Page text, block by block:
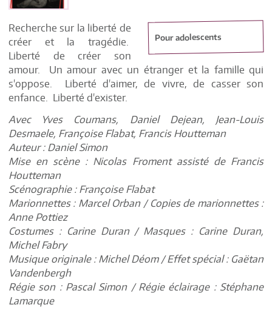
Pour adolescents
Recherche sur la liberté de
créer et la tragédie.
Liberté de créer son
amour. Un amour avec un étranger et la famille qui
s'oppose. Liberté d'aimer, de vivre, de casser son
enfance. Liberté d'exister.
Avec Yves Coumans, Daniel Dejean, Jean-Louis
Desmaele, Françoise Flabat, Francis Houtteman
Auteur : Daniel Simon
Mise en scène : Nicolas Froment assisté de Francis
Houtteman
Scénographie : Françoise Flabat
Marionnettes : Marcel Orban / Copies de marionnettes :
Anne Pottiez
Costumes : Carine Duran / Masques : Carine Duran,
Michel Fabry
Musique originale : Michel Déom / Effet spécial : Gaëtan
Vandenbergh
Régie son : Pascal Simon / Régie éclairage : Stéphane
Lamarque